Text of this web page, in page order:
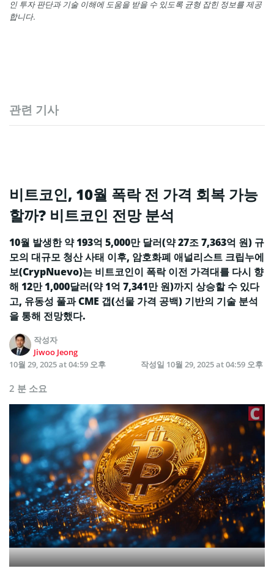
인 투자 판단과 기술 이해에 도움을 받을 수 있도록 균형 잡힌 정보를 제공
합니다.
관련 기사
비트코인, 10월 폭락 전 가격 회복 가능
할까? 비트코인 전망 분석
10월 발생한 약 193억 5,000만 달러(약 27조 7,363억 원) 규
모의 대규모 청산 사태 이후, 암호화폐 애널리스트 크립누에
보(CrypNuevo)는 비트코인이 폭락 이전 가격대를 다시 향
해 12만 1,000달러(약 1억 7,341만 원)까지 상승할 수 있다
고, 유동성 풀과 CME 갭(선물 가격 공백) 기반의 기술 분석
을 통해 전망했다.
작성자
Jiwoo Jeong
10월 29, 2025 at 04:59 오후
작성일 10월 29, 2025 at 04:59 오후
2 분 소요